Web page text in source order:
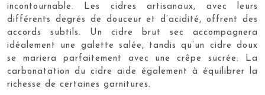
incontournable. Les cidres artisanaux, avec leurs
différents degrés de douceur et d’acidité, offrent des
accords subtils. Un cidre brut sec accompagnera
idéalement une galette salée, tandis qu’un cidre doux
se mariera parfaitement avec une crêpe sucrée. La
carbonatation du cidre aide également à équilibrer la
richesse de certaines garnitures.